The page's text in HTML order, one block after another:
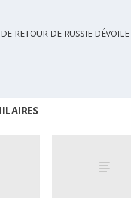
RETOUR DE RUSSIE DÉVOILE